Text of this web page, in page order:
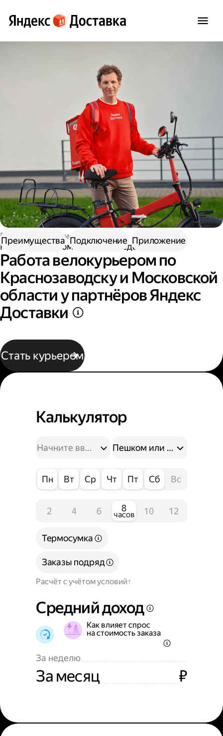
Работа курьером
Работа курьером на велосипеде
Работа велокурьером по
Краснозаводску и Московской
области у партнёров Яндекс
Доставки
Стать курьером
Преимущества Подключение Приложение
Калькулятор
Пешком или на
Пн Вт Ср Чт Пт Сб Вс
2 4 6 8
часов 10 12
Расчёт с учётом условий
Термосумка
Заказы подряд
Средний доход
Как влияет спрос
на стоимость заказа
За неделю
За месяц ₽